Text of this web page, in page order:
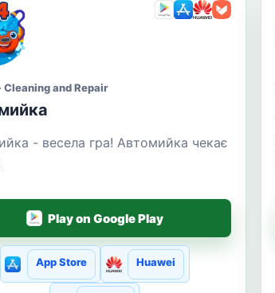
Cleaning and Repair
- весела гра! Автомийка чекає
Play on Google Play
App Store Huawei